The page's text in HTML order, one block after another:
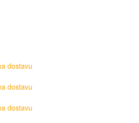
dostavu
dostavu
dostavu